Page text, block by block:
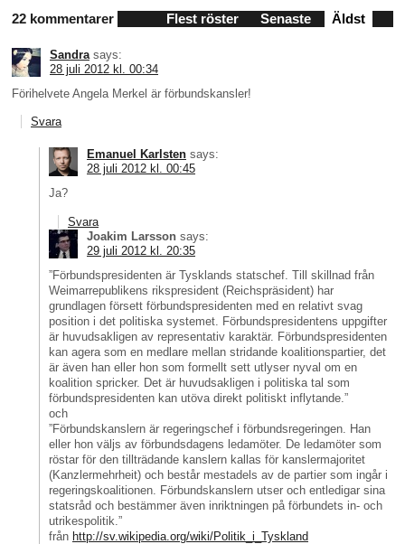
22 kommentarer Flest röster Senaste Äldst
Sandra says:
28 juli 2012 kl. 00:34
Förihelvete Angela Merkel är förbundskansler!
Svara
Emanuel Karlsten says:
28 juli 2012 kl. 00:45
Ja?
Svara
Joakim Larsson says:
29 juli 2012 kl. 20:35
”Förbundspresidenten är Tysklands statschef. Till skillnad från
Weimarrepublikens rikspresident (Reichspräsident) har
grundlagen försett förbundspresidenten med en relativt svag
position i det politiska systemet. Förbundspresidentens uppgifter
är huvudsakligen av representativ karaktär. Förbundspresidenten
kan agera som en medlare mellan stridande koalitionspartier, det
är även han eller hon som formellt sett utlyser nyval om en
koalition spricker. Det är huvudsakligen i politiska tal som
förbundspresidenten kan utöva direkt politiskt inflytande.”
och
”Förbundskanslern är regeringschef i förbundsregeringen. Han
eller hon väljs av förbundsdagens ledamöter. De ledamöter som
röstar för den tillträdande kanslern kallas för kanslermajoritet
(Kanzlermehrheit) och består mestadels av de partier som ingår i
regeringskoalitionen. Förbundskanslern utser och entledigar sina
statsråd och bestämmer även inriktningen på förbundets in- och
utrikespolitik.”
från http://sv.wikipedia.org/wiki/Politik_i_Tyskland